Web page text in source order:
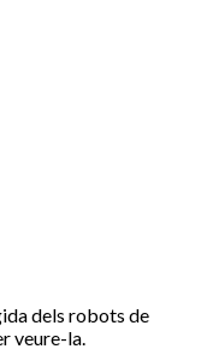
dels robots de
veure-la.